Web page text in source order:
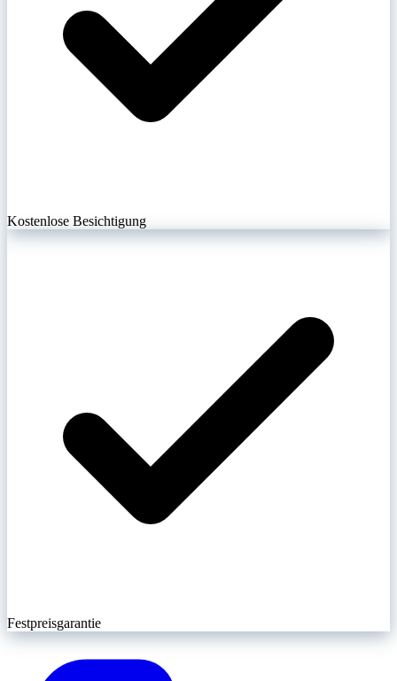
Kostenlose Besichtigung
Festpreisgarantie